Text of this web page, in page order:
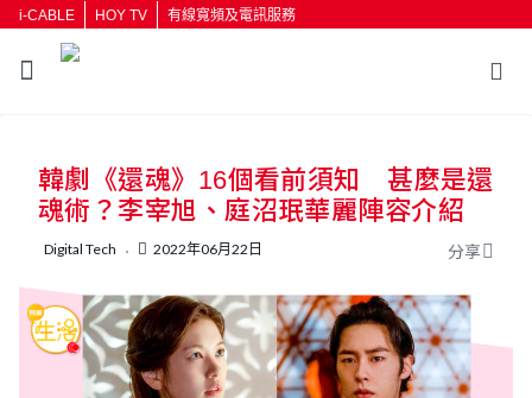
i-CABLE HOY TV 有線寬頻及電訊服務
按輸入鍵開始搜尋
韓劇《還魂》16個看前須知 甚麼是還
魂術？李宰旭、庭沼珉華麗陣容介紹
Digital Tech 2022年06月22日 分享